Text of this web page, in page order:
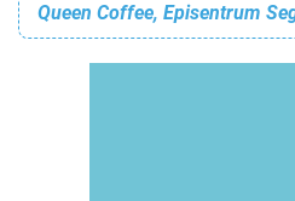
Queen Coffee, Episentrum